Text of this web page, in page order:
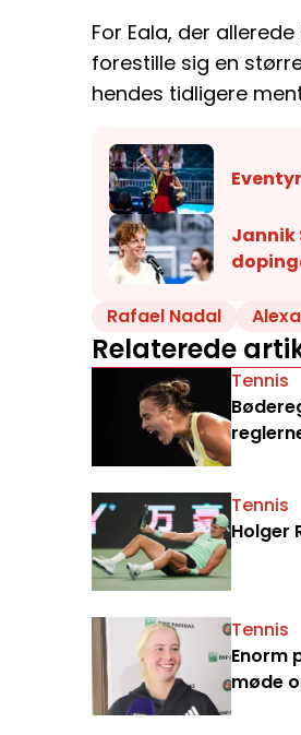
For Eala, der
forestille sig en
hendes tidligere
Jannik
Rafael Nadal
Relaterede
Tennis
Tennis
Holger
Tennis
Enorm
møde